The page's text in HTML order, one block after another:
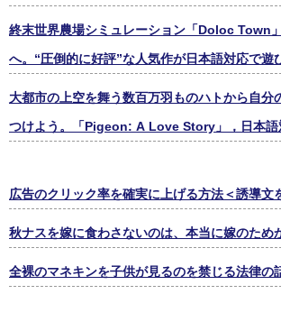
終末世界農場シミュレーション「Doloc Town
へ。“圧倒的に好評”な人気作が日本語対応で遊
大都市の上空を舞う数百万羽ものハトから自分
つけよう。「Pigeon: A Love Story」，日本語
広告のクリック率を確実に上げる方法＜誘導文
秋ナスを嫁に食わさないのは、本当に嫁のため
全裸のマネキンを子供が見るのを禁じる法律の